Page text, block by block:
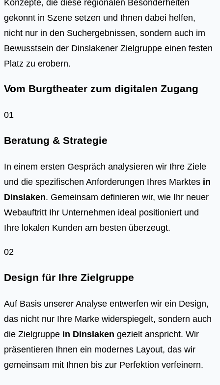
Kon­zep­te, die die­se regio­na­len Beson­der­hei­ten
gekonnt in Sze­ne set­zen und Ihnen dabei hel­fen,
nicht nur in den Such­ergeb­nis­sen, son­dern auch im
Bewusst­sein der Dins­la­ke­ner Ziel­grup­pe einen fes­ten
Platz zu erobern.
Vom Burgtheater zum digitalen Zugang
01
Beratung & Strategie
In einem ersten Gespräch analysieren wir Ihre Ziele
und die spezifischen Anforderungen Ihres Marktes in
Dinslaken. Gemeinsam definieren wir, wie Ihr neuer
Webauftritt Ihr Unternehmen ideal positioniert und
Ihre lokalen Kunden am besten überzeugt.
02
Design für Ihre Zielgruppe
Auf Basis unserer Analyse entwerfen wir ein Design,
das nicht nur Ihre Marke widerspiegelt, sondern auch
die Zielgruppe in Dinslaken gezielt anspricht. Wir
präsentieren Ihnen ein modernes Layout, das wir
gemeinsam mit Ihnen bis zur Perfektion verfeinern.